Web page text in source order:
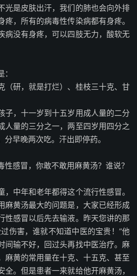
光是皮肤出汗，我们的肺也会向外排
疼，所有的病毒性传染病都有身疼。
病没有身疼，可以四肢无力，酸软无
（研，就是打烂）、桂枝三十克、甘
子，十一岁到十五岁用成人量的二分
人量的三分之一，两至四岁用四分之
早晚两次吃。汗出即停药。
性感冒，你敢不敢用麻黄汤？谁说？
，中年和老年都得这个流行性感冒。
麻黄汤最大的问题是，大家已经形成
性感冒以后先去输液。昨天您讲的那
伤害，谁就不知道中医的宝贵！”他
间输不好，回过头再找中医治疗。麻
麻黄的常用量在十克、十五克、甚至
全。但是患者一来就给他开麻黄汤，